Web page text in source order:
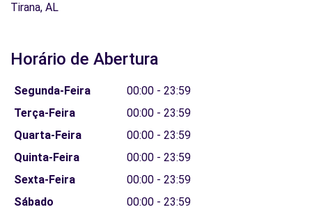
Tirana, AL
Horário de Abertura
Segunda-Feira
00:00 - 23:59
Terça-Feira
00:00 - 23:59
Quarta-Feira
00:00 - 23:59
Quinta-Feira
00:00 - 23:59
Sexta-Feira
00:00 - 23:59
Sábado
00:00 - 23:59